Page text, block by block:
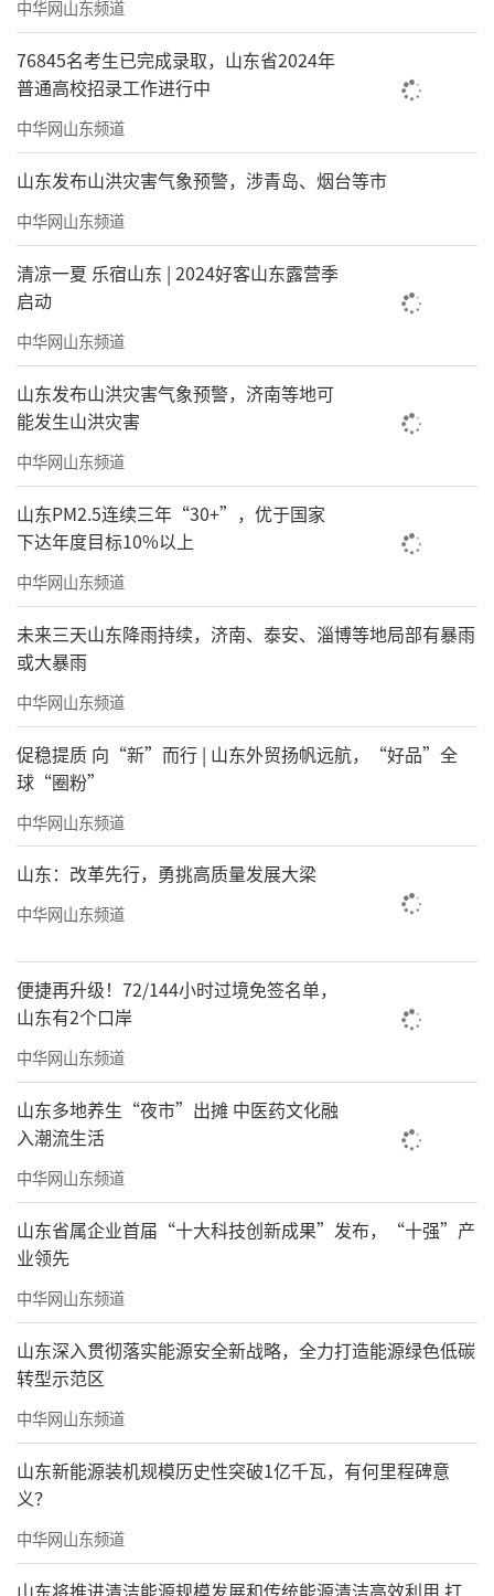
中华网山东频道
76845名考生已完成录取，山东省2024年
普通高校招录工作进行中
中华网山东频道
山东发布山洪灾害气象预警，涉青岛、烟台等市
中华网山东频道
清凉一夏 乐宿山东 | 2024好客山东露营季
启动
中华网山东频道
山东发布山洪灾害气象预警，济南等地可
能发生山洪灾害
中华网山东频道
山东PM2.5连续三年“30+”，优于国家
下达年度目标10%以上
中华网山东频道
未来三天山东降雨持续，济南、泰安、淄博等地局部有暴雨
或大暴雨
中华网山东频道
促稳提质 向“新”而行 | 山东外贸扬帆远航，“好品”全
球“圈粉”
中华网山东频道
山东：改革先行，勇挑高质量发展大梁
中华网山东频道
便捷再升级！72/144小时过境免签名单，
山东有2个口岸
中华网山东频道
山东多地养生“夜市”出摊 中医药文化融
入潮流生活
中华网山东频道
山东省属企业首届“十大科技创新成果”发布，“十强”产
业领先
中华网山东频道
山东深入贯彻落实能源安全新战略，全力打造能源绿色低碳
转型示范区
中华网山东频道
山东新能源装机规模历史性突破1亿千瓦，有何里程碑意
义？
中华网山东频道
山东将推进清洁能源规模发展和传统能源清洁高效利用 打